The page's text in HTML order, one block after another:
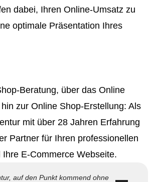
dabei, Ihren Online-Umsatz zu
optimale Präsentation Ihres
Beratung, über das Online
zur Online Shop-Erstellung: Als
mit über 28 Jahren Erfahrung
Partner für Ihren professionellen
E-Commerce Webseite.
auf den Punkt kommend ohne